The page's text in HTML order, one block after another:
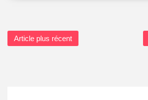
Article plus récent